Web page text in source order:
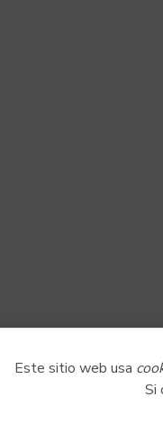
Este sitio web usa
Si